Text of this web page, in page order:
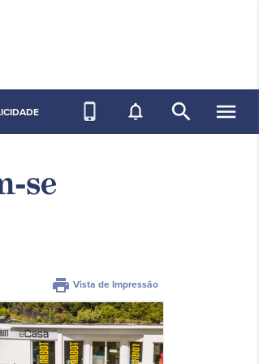
phone_iphone notifications_none search menu
se
print Vista de Impressão